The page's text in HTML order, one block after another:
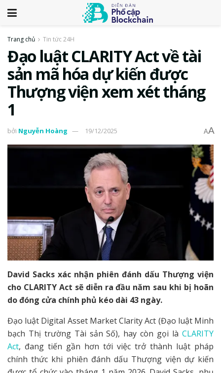
Trang chủ Tin tức 24H
Đạo luật CLARITY Act về tài
sản mã hóa dự kiến được
Thượng viện xem xét tháng
1
bởi Nguyễn Hoàng 19/12/2025 AA
David Sacks xác nhận phiên đánh dấu Thượng viện
cho CLARITY Act sẽ diễn ra đầu năm sau khi bị hoãn
do đóng cửa chính phủ kéo dài 43 ngày.
Đạo luật Digital Asset Market Clarity Act (Đạo luật Minh
bạch Thị trường Tài sản Số), hay còn gọi là CLARITY
Act, đang tiến gần hơn tới việc trở thành luật pháp
chính thức khi phiên đánh dấu Thượng viện dự kiến